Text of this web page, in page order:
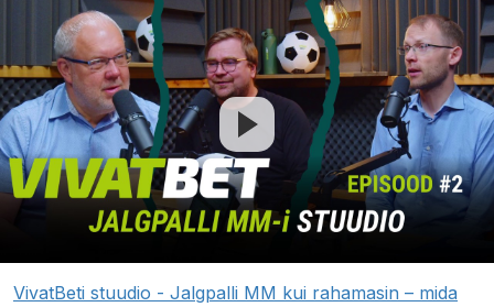
VivatBeti stuudio - Jalgpalli MM kui rahamasin – mida